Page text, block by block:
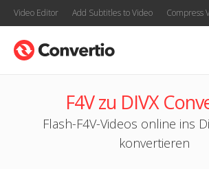
Video Editor Add Subtitles to Video Compress
F4V zu DIVX
Flash-F4V-Videos online ins
konvertieren